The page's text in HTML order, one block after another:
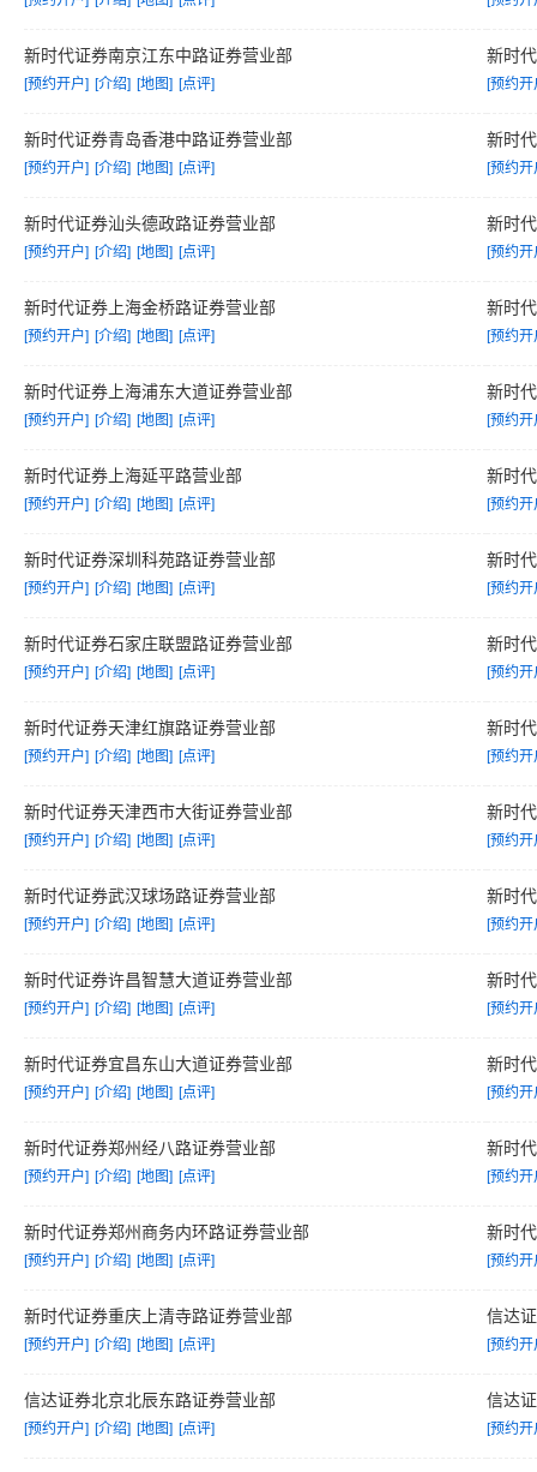
新时代证券南京江东中路证券营业部
[预约开户] [介绍] [地图] [点评]
新时
[预约开
新时代证券青岛香港中路证券营业部
[预约开户] [介绍] [地图] [点评]
新时
[预约开
新时代证券汕头德政路证券营业部
[预约开户] [介绍] [地图] [点评]
新时
[预约开
新时代证券上海金桥路证券营业部
[预约开户] [介绍] [地图] [点评]
新时
[预约开
新时代证券上海浦东大道证券营业部
[预约开户] [介绍] [地图] [点评]
新时
[预约开
新时代证券上海延平路营业部
[预约开户] [介绍] [地图] [点评]
新时
[预约开
新时代证券深圳科苑路证券营业部
[预约开户] [介绍] [地图] [点评]
新时
[预约开
新时代证券石家庄联盟路证券营业部
[预约开户] [介绍] [地图] [点评]
新时
[预约开
新时代证券天津红旗路证券营业部
[预约开户] [介绍] [地图] [点评]
新时
[预约开
新时代证券天津西市大街证券营业部
[预约开户] [介绍] [地图] [点评]
新时
[预约开
新时代证券武汉球场路证券营业部
[预约开户] [介绍] [地图] [点评]
新时
[预约开
新时代证券许昌智慧大道证券营业部
[预约开户] [介绍] [地图] [点评]
新时
[预约开
新时代证券宜昌东山大道证券营业部
[预约开户] [介绍] [地图] [点评]
新时
[预约开
新时代证券郑州经八路证券营业部
[预约开户] [介绍] [地图] [点评]
新时
[预约开
新时代证券郑州商务内环路证券营业部
[预约开户] [介绍] [地图] [点评]
新时
[预约开
新时代证券重庆上清寺路证券营业部
[预约开户] [介绍] [地图] [点评]
信达
[预约开
信达证券北京北辰东路证券营业部
[预约开户] [介绍] [地图] [点评]
信达
[预约开